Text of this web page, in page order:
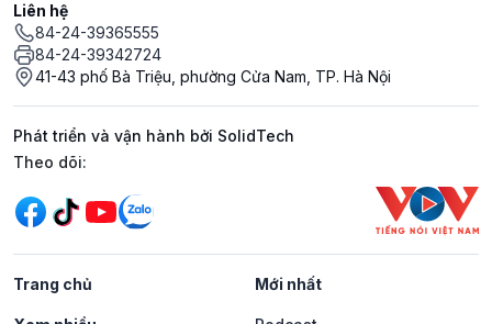
Liên hệ
84-24-39365555
84-24-39342724
41-43 phố Bà Triệu, phường Cửa Nam, TP. Hà Nội
Phát triển và vận hành bởi SolidTech
Mạng xã hội
Theo dõi:
Trang chủ Mới nhất